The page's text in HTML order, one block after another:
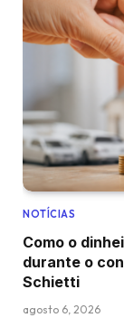
NOTÍCIAS
Como o
durante o
Schietti
agosto 6, 2026